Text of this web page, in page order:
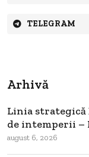
TELEGRAM
Arhivă
Linia
de intemperii –
august 6, 2026